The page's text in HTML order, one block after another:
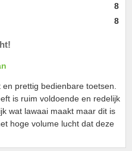
8
8
prettig bedienbare toetsen.
is ruim voldoende en redelijk
wat lawaai maakt maar dit is
hoge volume lucht dat deze